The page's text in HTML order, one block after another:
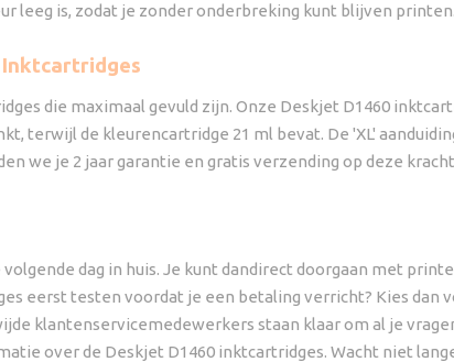
leeg is, zodat je zonder onderbreking kunt blijven printen.
Inktcartridges
die maximaal gevuld zijn. Onze Deskjet D1460
terwijl de kleurencartridge 21 ml bevat. De 'XL'
we je 2 jaar garantie en gratis verzending op deze
dag in huis. Je kunt dandirect doorgaan met
eerst testen voordat je een betaling verricht? Kies dan
klantenservicemedewerkers staan klaar om al je
over de Deskjet D1460 inktcartridges. Wacht niet